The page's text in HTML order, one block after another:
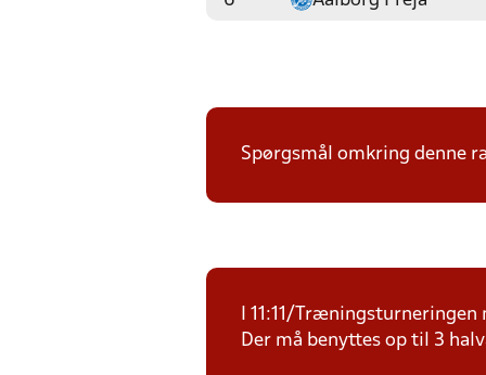
Spørgsmål omkring denne
I 11:11/
Der må benyttes op til 3